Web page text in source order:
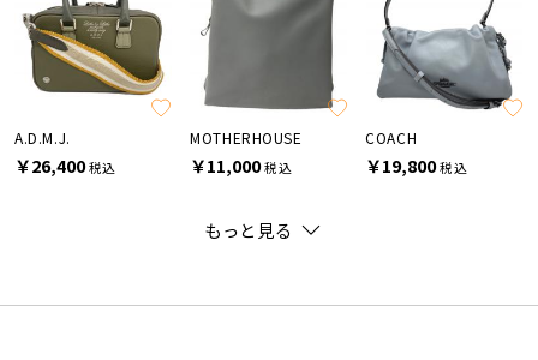
A.D.M.J.
￥26,400税込
MOTHERHOUSE
￥11,000税込
COACH
￥19,800税込
もっと見る